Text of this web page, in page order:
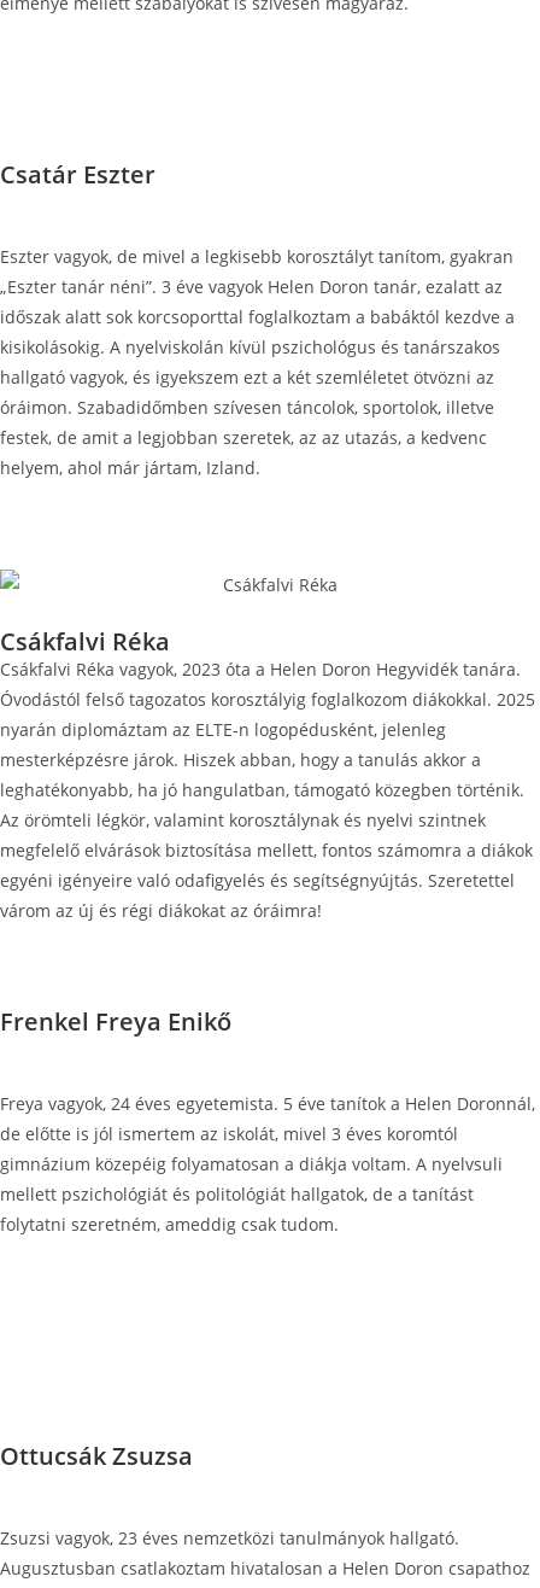
Csatár Eszter
Eszter vagyok, de mivel a legkisebb korosztályt tanítom, gyakran
„Eszter tanár néni”. 3 éve vagyok Helen Doron tanár, ezalatt az
időszak alatt sok korcsoporttal foglalkoztam a babáktól kezdve a
kisikolásokig. A nyelviskolán kívül pszichológus és tanárszakos
hallgató vagyok, és igyekszem ezt a két szemléletet ötvözni az
óráimon. Szabadidőmben szívesen táncolok, sportolok, illetve
festek, de amit a legjobban szeretek, az az utazás, a kedvenc
helyem, ahol már jártam, Izland.
Csákfalvi Réka
Csákfalvi Réka vagyok, 2023 óta a Helen Doron Hegyvidék tanára.
Óvodástól felső tagozatos korosztályig foglalkozom diákokkal. 2025
nyarán diplomáztam az ELTE-n logopédusként, jelenleg
mesterképzésre járok. Hiszek abban, hogy a tanulás akkor a
leghatékonyabb, ha jó hangulatban, támogató közegben történik.
Az örömteli légkör, valamint korosztálynak és nyelvi szintnek
megfelelő elvárások biztosítása mellett, fontos számomra a diákok
egyéni igényeire való odafigyelés és segítségnyújtás. Szeretettel
várom az új és régi diákokat az óráimra!
Frenkel Freya Enikő
Freya vagyok, 24 éves egyetemista. 5 éve tanítok a Helen Doronnál,
de előtte is jól ismertem az iskolát, mivel 3 éves koromtól
gimnázium közepéig folyamatosan a diákja voltam. A nyelvsuli
mellett pszichológiát és politológiát hallgatok, de a tanítást
folytatni szeretném, ameddig csak tudom.
Ottucsák Zsuzsa
Zsuzsi vagyok, 23 éves nemzetközi tanulmányok hallgató.
Augusztusban csatlakoztam hivatalosan a Helen Doron csapathoz